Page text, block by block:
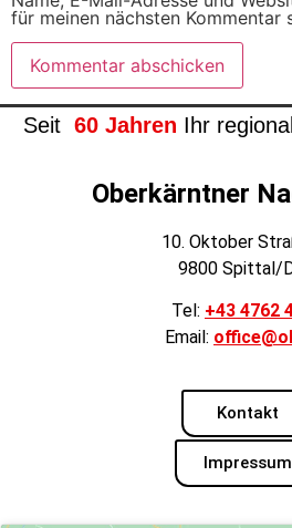
für meinen nächsten Kommentar
Seit 60 Jahren Ihr
Oberkärntner
10. Oktober
9800 Spittal/
Tel: +43 4762
Email:
Kontakt
Impressum